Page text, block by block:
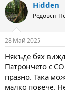
c
t
i
s
Hidden
Редовен
28 Май 2025
Някъде бях
Патрончето с
празно. Така
малко повече.